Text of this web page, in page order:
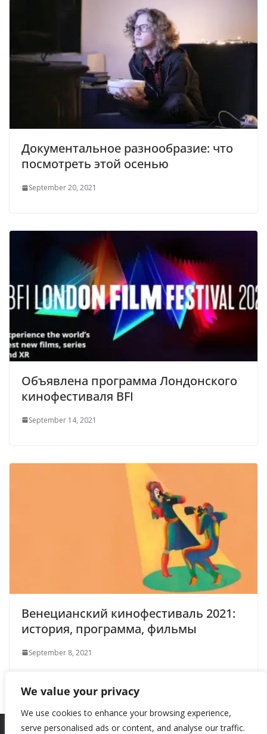
We value your privacy
We use cookies to enhance your browsing experience,
serve personalised ads or content, and analyse our traffic.
Документальное разнообразие: что
посмотреть этой осенью
September 20, 2021
Объявлена программа Лондонского
кинофестиваля BFI
September 14, 2021
Венецианский кинофестиваль 2021:
история, программа, фильмы
September 8, 2021